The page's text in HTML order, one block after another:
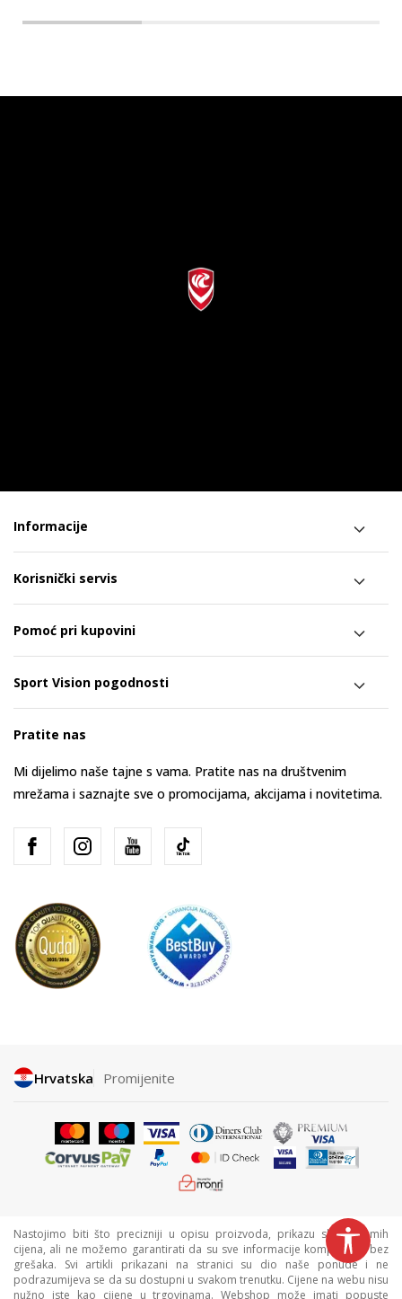
Informacije
Korisnički servis
Pomoć pri kupovini
Sport Vision pogodnosti
Pratite nas
Mi dijelimo naše tajne s vama. Pratite nas na društvenim
mrežama i saznajte sve o promocijama, akcijama i novitetima.
Hrvatska Promijenite
Nastojimo biti što precizniji u opisu proizvoda, prikazu slika i samih
cijena, ali ne možemo garantirati da su sve informacije kompletne i bez
grešaka. Svi artikli prikazani na stranici su dio naše ponude i ne
podrazumijeva se da su dostupni u svakom trenutku. Cijene na webu nisu
nužno iste kao cijene u trgovinama. Webshop može imati popuste